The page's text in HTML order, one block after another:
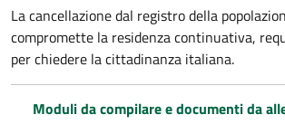
La cancellazione dal registro della
compromette la residenza continuativa,
per chiedere la cittadinanza italiana.
Moduli da compilare e documenti da